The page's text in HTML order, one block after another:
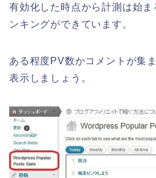
有効化した時点から計測は始ま
ンキングができています。
ある程度PV数かコメントが集
表示しましょう。